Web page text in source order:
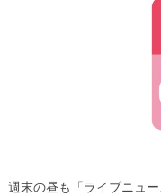
週末の昼も「ライブニュ